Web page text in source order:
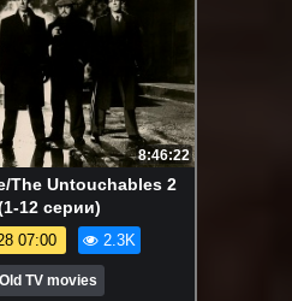
8:46:22
Untouchables 2
12 серии)
07:00 2.3K
Old TV movies